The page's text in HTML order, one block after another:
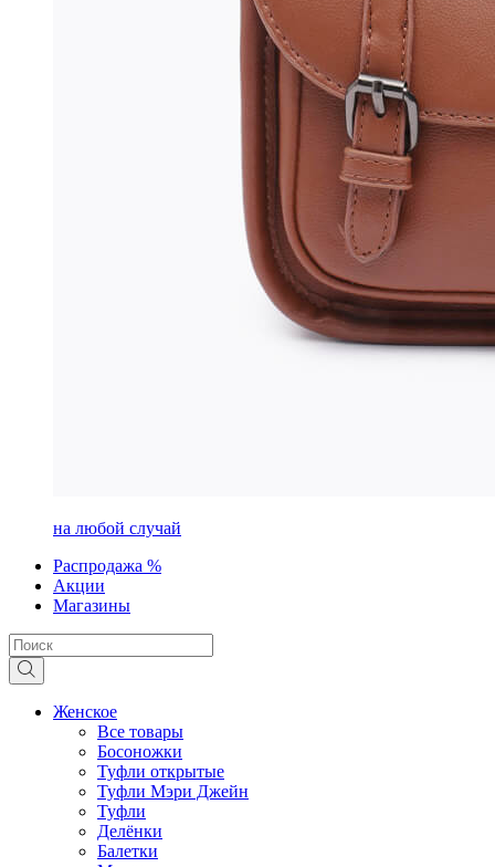
на любой случай
Распродажа %
Акции
Магазины
Женское
Все товары
Босоножки
Туфли открытые
Туфли Мэри Джейн
Туфли
Делёнки
Балетки